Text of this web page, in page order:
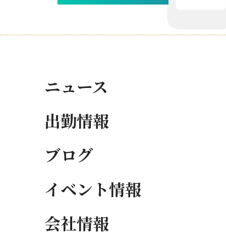
ニュース
出勤情報
ブログ
イベント情報
会社情報